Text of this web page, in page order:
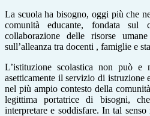
La scuola ha bisogno, oggi più che
comunità educante, fondata sul
collaborazione delle risorse
sull’alleanza tra docenti , famiglie e
L’istituzione scolastica non può e
asetticamente il servizio di istruzione
nel più ampio contesto della
legittima portatrice di bisogni,
interpretare e soddisfare. In tal